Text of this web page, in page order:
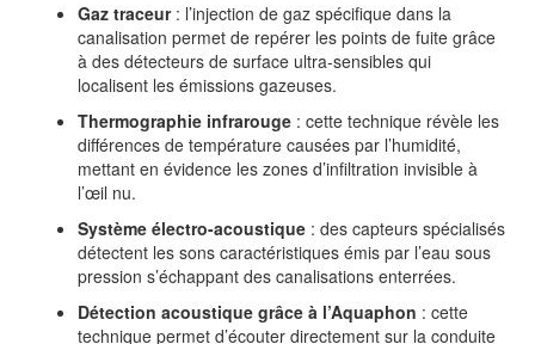
Gaz traceur: l’injection de gaz spécifique dans la
canalisation permet de repérer les points de fuite grâce
à des détecteurs de surface ultra-sensibles qui
localisent les émissions gazeuses.
Thermographie infrarouge : cette technique révèle les
différences de température causées par l’humidité,
mettant en évidence les zones d’infiltration invisible à
l’œil nu.
Système électro-acoustique : des capteurs spécialisés
détectent les sons caractéristiques émis par l’eau sous
pression s’échappant des canalisations enterrées.
Détection acoustique grâce à l’Aquaphon : cette
technique permet d’écouter directement sur la conduite